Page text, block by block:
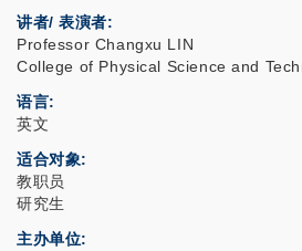
讲者/ 表演者:
Professor Changxu LIN
College of Physical Science and
语言
英文
适合对象
教职员
研究生
主办单位